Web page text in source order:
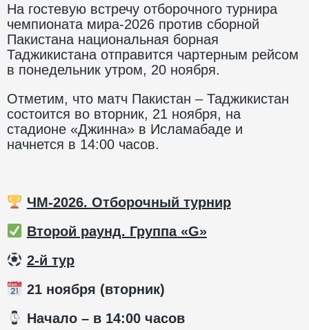
На гостевую встречу отборочного турнира
чемпионата мира-2026 против сборной
Пакистана национальная борная
Таджикистана отправится чартерным рейсом
в понедельник утром, 20 ноября.
Отметим, что матч Пакистан – Таджикистан
состоится во вторник, 21 ноября, на
стадионе «Джинна» в Исламабаде и
начнется в 14:00 часов.
ЧМ-2026. Отборочный турнир
Второй раунд. Группа «G»
2-й тур
21 ноября (вторник)
️ Начало – в 14:00 часов